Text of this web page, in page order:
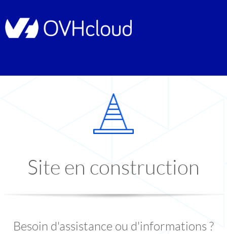
Site en construction
Besoin d'assistance ou d'informations ?